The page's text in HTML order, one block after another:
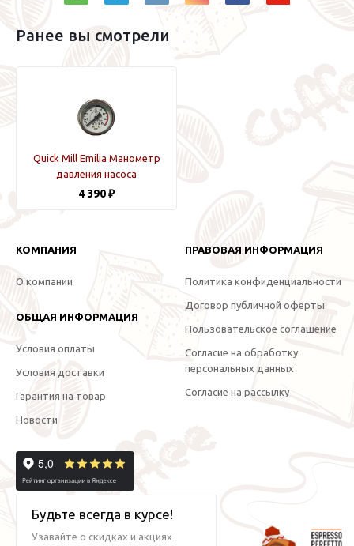
Ранее вы смотрели
Quick Mill Emilia Манометр
давления насоса
4 390 ₽
КОМПАНИЯ
О компании
ОБЩАЯ ИНФОРМАЦИЯ
Условия оплаты
Условия доставки
Гарантия на товар
Новости
ПРАВОВАЯ ИНФОРМАЦИЯ
Политика конфиденциальности
Договор публичной оферты
Пользовательское соглашение
Согласие на обработку
персональных данных
Согласие на рассылку
Будьте всегда в курсе!
Узавайте о скидках и акциях